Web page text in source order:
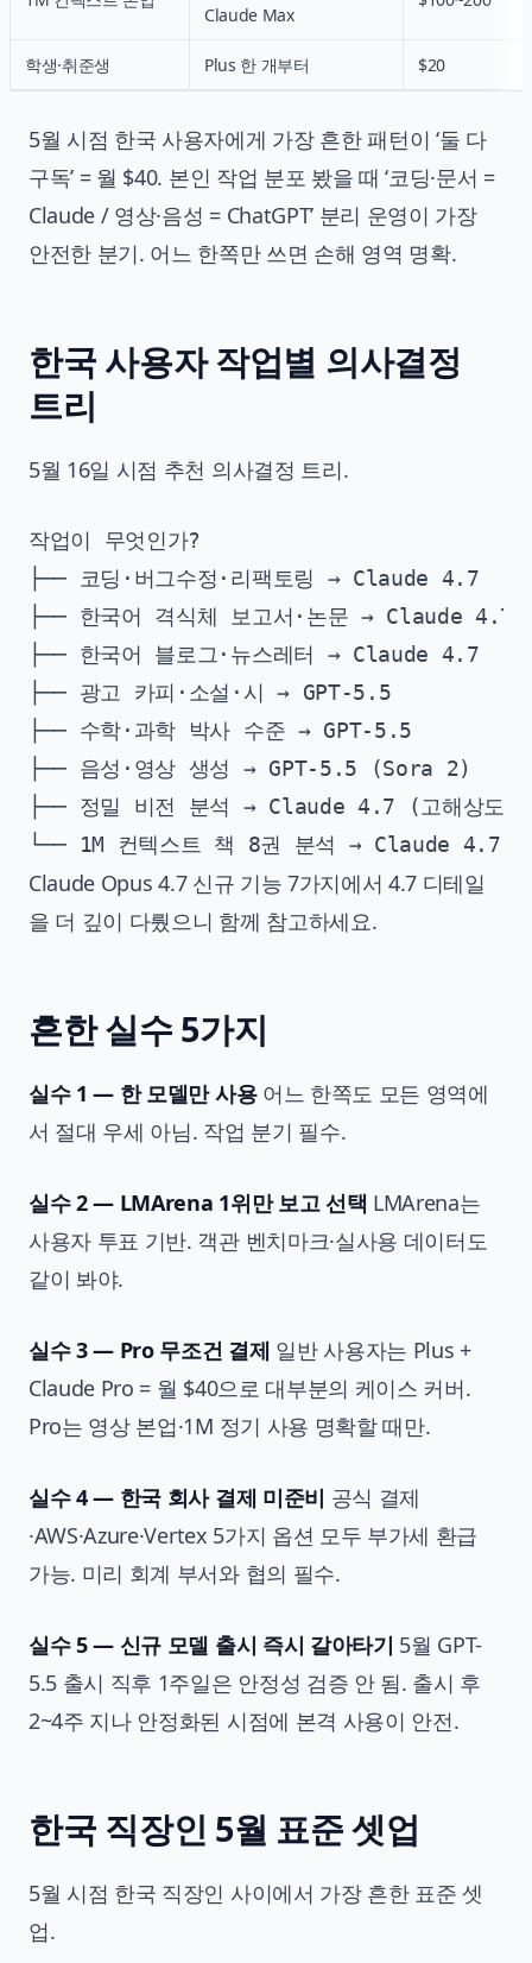
Claude Max
학생·취준생 Plus 한 개부터 $20
5월 시점 한국 사용자에게 가장 흔한 패턴이 ‘둘 다
구독’ = 월 $40. 본인 작업 분포 봤을 때 ‘코딩·문서 =
Claude / 영상·음성 = ChatGPT’ 분리 운영이 가장
안전한 분기. 어느 한쪽만 쓰면 손해 영역 명확.
한국 사용자 작업별 의사결정
트리
5월 16일 시점 추천 의사결정 트리.
작업이 무엇인가?
├── 코딩·버그수정·리팩토링 → Claude 4.7
├── 한국어 격식체 보고서·논문 → Claude 4.7
├── 한국어 블로그·뉴스레터 → Claude 4.7
├── 광고 카피·소설·시 → GPT-5.5
├── 수학·과학 박사 수준 → GPT-5.5
├── 음성·영상 생성 → GPT-5.5 (Sora 2)
├── 정밀 비전 분석 → Claude 4.7 (고해상도
Claude Opus 4.7 신규 기능 7가지에서 4.7 디테일
을 더 깊이 다뤘으니 함께 참고하세요.
흔한 실수 5가지
실수 1 — 한 모델만 사용어느 한쪽도 모든 영역에
서 절대 우세 아님. 작업 분기 필수.
실수 2 — LMArena 1위만 보고 선택 LMArena는
사용자 투표 기반. 객관 벤치마크·실사용 데이터도
같이 봐야.
실수 3 — Pro 무조건 결제 일반 사용자는 Plus +
Claude Pro = 월 $40으로 대부분의 케이스 커버.
Pro는 영상 본업·1M 정기 사용 명확할 때만.
실수 4 — 한국 회사 결제 미준비 공식 결제
·AWS·Azure·Vertex 5가지 옵션 모두 부가세 환급
가능. 미리 회계 부서와 협의 필수.
실수 5 — 신규 모델 출시 즉시 갈아타기 5월 GPT-
5.5 출시 직후 1주일은 안정성 검증 안 됨. 출시 후
2~4주 지나 안정화된 시점에 본격 사용이 안전.
한국 직장인 5월 표준 셋업
5월 시점 한국 직장인 사이에서 가장 흔한 표준 셋
업.